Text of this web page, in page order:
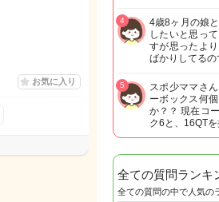
お気に入り
4歳8ヶ月の娘
したいと思っ
すが思ったよ
ばかりしてる
4
スポ少ママさ
ーボックス何
か？？ 現在コ
ク6と、16QT
5
全ての質問ランキ
全ての質問の中で人気の